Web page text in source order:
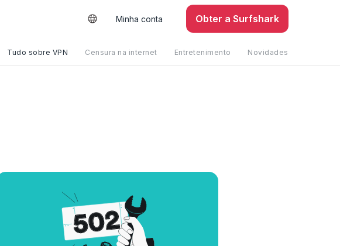
Minha conta Obter a Surfshark
Tudo sobre VPN Censura na internet Entretenimento Novidades